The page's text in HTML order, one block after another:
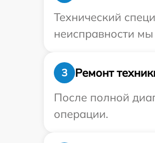
Технический
неисправности
3
Ремонт
После полной
операции.